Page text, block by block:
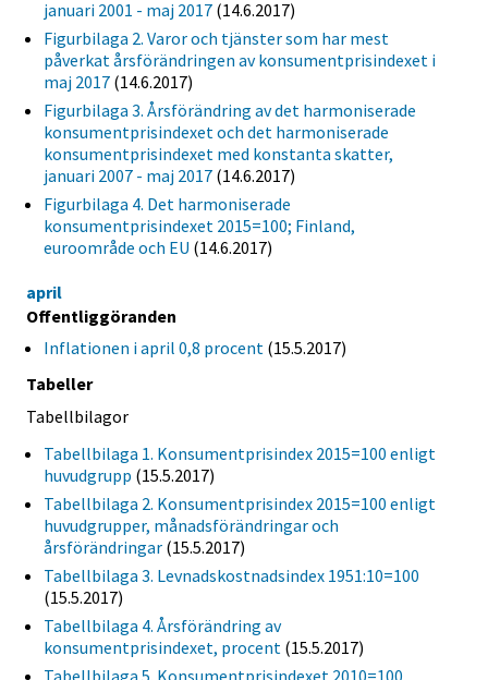
januari 2001 - maj 2017 (14.6.2017)
Figurbilaga 2. Varor och tjänster som har mest
påverkat årsförändringen av konsumentprisindexet i
maj 2017 (14.6.2017)
Figurbilaga 3. Årsförändring av det harmoniserade
konsumentprisindexet och det harmoniserade
konsumentprisindexet med konstanta skatter,
januari 2007 - maj 2017 (14.6.2017)
Figurbilaga 4. Det harmoniserade
konsumentprisindexet 2015=100; Finland,
euroområde och EU (14.6.2017)
april
Offentliggöranden
Inflationen i april 0,8 procent (15.5.2017)
Tabeller
Tabellbilagor
Tabellbilaga 1. Konsumentprisindex 2015=100 enligt
huvudgrupp (15.5.2017)
Tabellbilaga 2. Konsumentprisindex 2015=100 enligt
huvudgrupper, månadsförändringar och
årsförändringar (15.5.2017)
Tabellbilaga 3. Levnadskostnadsindex 1951:10=100
(15.5.2017)
Tabellbilaga 4. Årsförändring av
konsumentprisindexet, procent (15.5.2017)